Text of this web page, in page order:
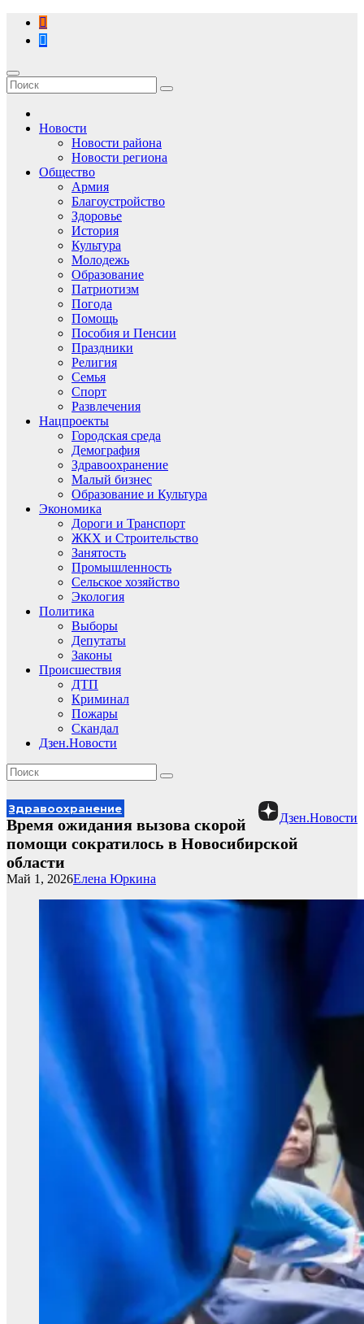
Перейти
содержимому
Новости
Новости района
Новости региона
Общество
Армия
Благоустройство
Здоровье
История
Культура
Молодежь
Образование
Патриотизм
Погода
Помощь
Пособия и Пенсии
Праздники
Религия
Семья
Спорт
Развлечения
Нацпроекты
Городская среда
Демография
Здравоохранение
Малый бизнес
Образование и Культура
Экономика
Дороги и Транспорт
ЖКХ и Строительство
Занятость
Промышленность
Сельское хозяйство
Экология
Политика
Выборы
Депутаты
Законы
Происшествия
ДТП
Криминал
Пожары
Скандал
Дзен.Новости
Дзен.Новости
Здравоохранение
Время ожидания вызова скорой
помощи сократилось в Новосибирской
области
Елена Юркина
Май 1, 2026